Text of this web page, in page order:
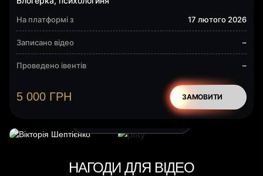
На платформі з 17 лютого 2026
Записано відео –
Проведено івентів –
5 000 ГРН ЗАМОВИТИ
НАГОДИ ДЛЯ ВІДЕО